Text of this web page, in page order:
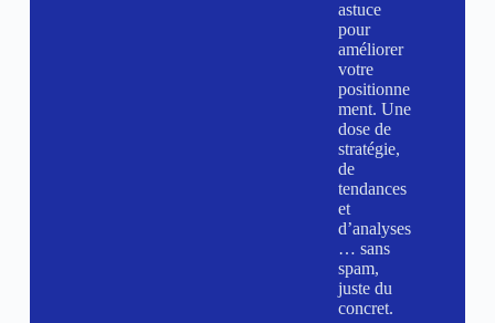
astuce
pour
améliorer
votre
positionne
ment. Une
dose de
stratégie,
de
tendances
et
d’analyses
… sans
spam,
juste du
concret.